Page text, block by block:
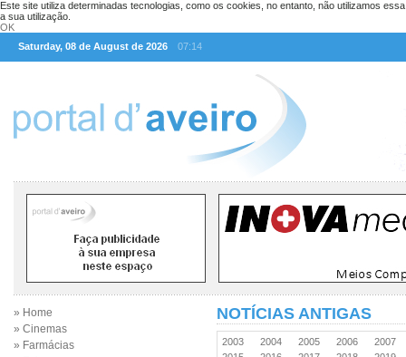
Este site utiliza determinadas tecnologias, como os cookies, no entanto, não utilizamos
a sua utilização.
OK
Saturday, 08 de August de 2026
07:14
» Home
» Cinemas
» Farmácias
NOTÍCIAS ANTIGAS
2003 2004 2005 2006
2007